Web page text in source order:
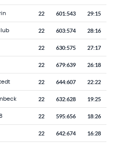
22 601:543 29:15
22 603:574 28:16
22 630:575 27:17
22 679:639 26:18
22 644:607 22:22
22 632:628 19:25
22 595:656 18:26
22 642:674 16:28